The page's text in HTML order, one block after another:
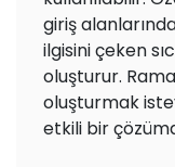
giriş
ilgisini çeken
oluşturur.
oluşturmak
etkili bir